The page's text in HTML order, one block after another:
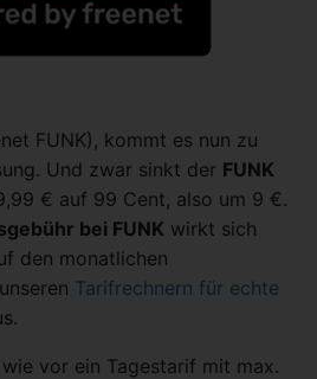
FUNK), kommt es nun zu
Und zwar sinkt der FUNK
€ auf 99 Cent, also um 9 €.
bei FUNK wirkt sich
den monatlichen
Tarifrechnern für echte
vor ein Tagestarif mit max.